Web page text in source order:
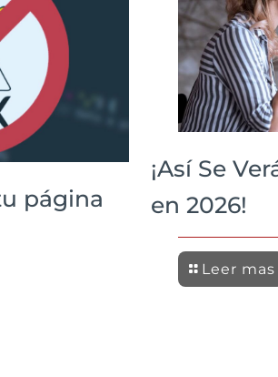
página
¡Así Se
en 2026!
Leer mas